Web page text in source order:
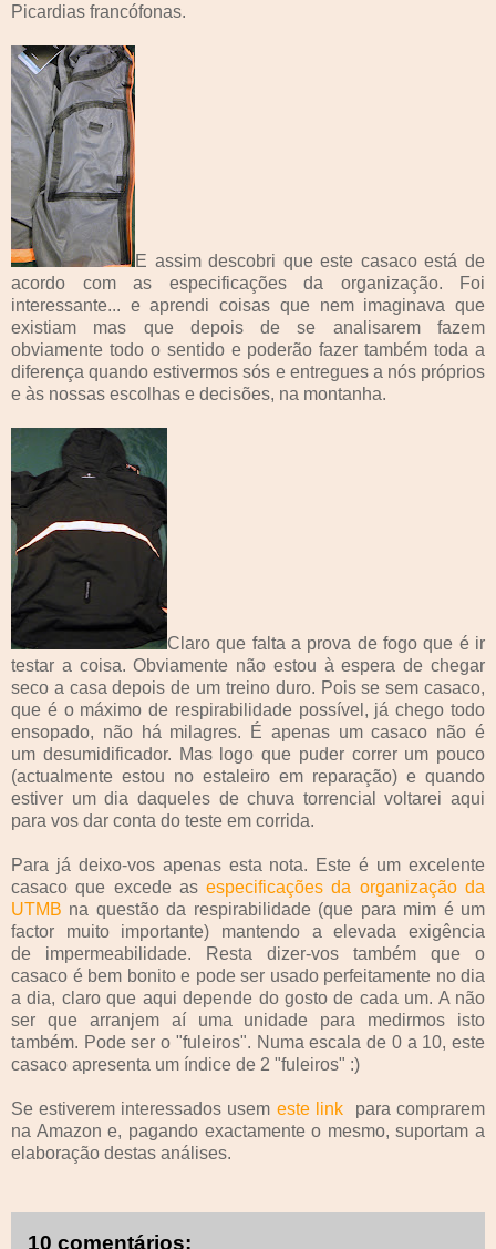
Picardias francófonas.
E assim descobri que este casaco está de
acordo com as especificações da organização. Foi
interessante... e aprendi coisas que nem imaginava que
existiam mas que depois de se analisarem fazem
obviamente todo o sentido e poderão fazer também toda a
diferença quando estivermos sós e entregues a nós próprios
e às nossas escolhas e decisões, na montanha.
Claro que falta a prova de fogo que é ir
testar a coisa. Obviamente não estou à espera de chegar
seco a casa depois de um treino duro. Pois se sem casaco,
que é o máximo de respirabilidade possível, já chego todo
ensopado, não há milagres. É apenas um casaco não é
um desumidificador. Mas logo que puder correr um pouco
(actualmente estou no estaleiro em reparação) e quando
estiver um dia daqueles de chuva torrencial voltarei aqui
para vos dar conta do teste em corrida.
Para já deixo-vos apenas esta nota. Este é um excelente
casaco que excede asespecificações da organização da
UTMB na questão da respirabilidade (que para mim é um
factor muito importante) mantendo a elevada exigência
de impermeabilidade. Resta dizer-vos também que o
casaco é bem bonito e pode ser usado perfeitamente no dia
a dia, claro que aqui depende do gosto de cada um. A não
ser que arranjem aí uma unidade para medirmos isto
também. Pode ser o "fuleiros". Numa escala de 0 a 10, este
casaco apresenta um índice de 2 "fuleiros" :)
Se estiverem interessados usem este link
para comprarem
na Amazon e, pagando exactamente o mesmo, suportam a
elaboração destas análises.
10 comentários: